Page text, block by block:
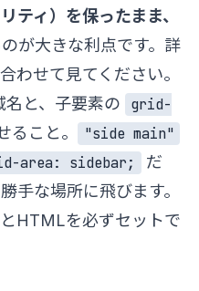
ティ）を保ったまま、
のが大きな利点です。詳
わせて見てください。
名と、子要素の
grid-
ること。
"side main"
area: sidebar;
だ
手な場所に飛びます。
HTMLを必ずセットで